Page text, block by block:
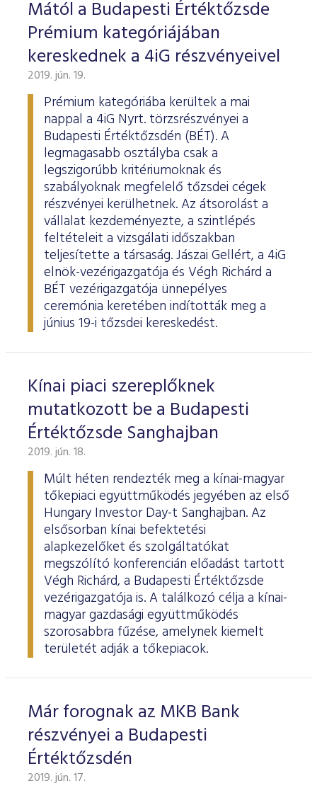
ESG Útmutató
Mától a Budapesti Értéktőzsde
Prémium kategóriájában
kereskednek a 4iG részvényeivel
2019. jún. 19.
Prémium kategóriába kerültek a mai
nappal a 4iG Nyrt. törzsrészvényei a
Budapesti Értéktőzsdén (BÉT). A
legmagasabb osztályba csak a
legszigorúbb kritériumoknak és
szabályoknak megfelelő tőzsdei cégek
részvényei kerülhetnek. Az átsorolást a
vállalat kezdeményezte, a szintlépés
feltételeit a vizsgálati időszakban
teljesítette a társaság. Jászai Gellért, a 4iG
elnök-vezérigazgatója és Végh Richárd a
BÉT vezérigazgatója ünnepélyes
ceremónia keretében indították meg a
június 19-i tőzsdei kereskedést.
Kínai piaci szereplőknek
mutatkozott be a Budapesti
Értéktőzsde Sanghajban
2019. jún. 18.
Múlt héten rendezték meg a kínai-magyar
tőkepiaci együttműködés jegyében az első
Hungary Investor Day-t Sanghajban. Az
elsősorban kínai befektetési
alapkezelőket és szolgáltatókat
megszólító konferencián előadást tartott
Végh Richárd, a Budapesti Értéktőzsde
vezérigazgatója is. A találkozó célja a kínai-
magyar gazdasági együttműködés
szorosabbra fűzése, amelynek kiemelt
területét adják a tőkepiacok.
Már forognak az MKB Bank
részvényei a Budapesti
Értéktőzsdén
2019. jún. 17.